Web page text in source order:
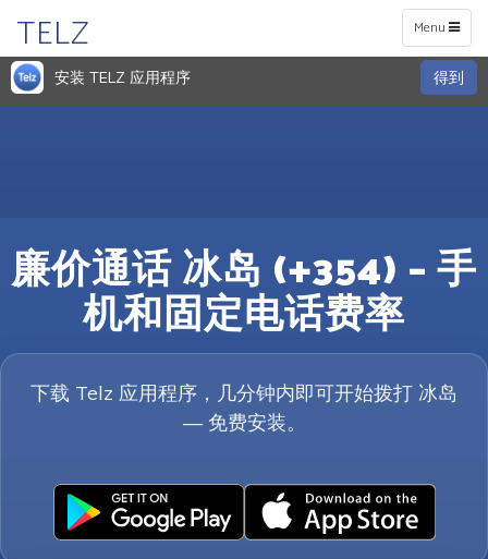
Toggle
navigation
Menu
TELZ
安装 TELZ 应用程序 得到
廉价通话 冰岛 (+354) – 手
机和固定电话费率
下载 Telz 应用程序，几分钟内即可开始拨打 冰岛
— 免费安装。